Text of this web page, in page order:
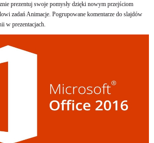
prezentuj swoje pomysły dzięki nowym przejściom
zadań Animacje. Pogrupowane komentarze do slajdów
w prezentacjach.